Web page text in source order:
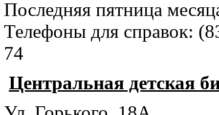
Последняя пятница
Телефоны для справок:
74
Центральная детская